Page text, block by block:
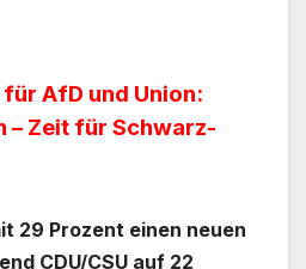
AfD und Union:
– Zeit für Schwarz-
29 Prozent einen neuen
CDU/CSU auf 22